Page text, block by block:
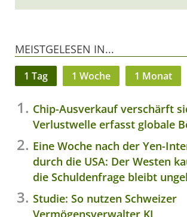
MEISTGELESEN IN...
1 Tag 1 Woche 1 Monat
Chip-Ausverkauf verschärft
Verlustwelle erfasst globale
Eine Woche nach der Yen-
durch die USA: Der Westen
die Schuldenfrage bleibt
Studie: So nutzen Schweizer
Vermögensverwalter KI